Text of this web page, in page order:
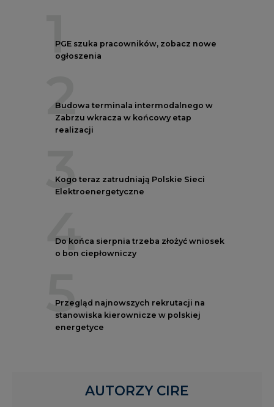
1
PGE szuka pracowników, zobacz nowe
ogłoszenia
2
Budowa terminala intermodalnego w
Zabrzu wkracza w końcowy etap
realizacji
3
Kogo teraz zatrudniają Polskie Sieci
Elektroenergetyczne
4
Do końca sierpnia trzeba złożyć wniosek
o bon ciepłowniczy
5
Przegląd najnowszych rekrutacji na
stanowiska kierownicze w polskiej
energetyce
AUTORZY CIRE